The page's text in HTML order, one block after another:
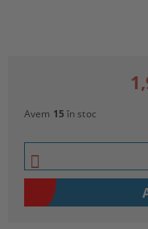
Avem 15 în stoc